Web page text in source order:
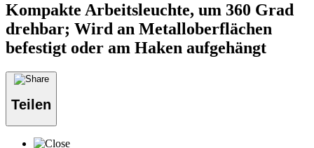
Kompakte Arbeitsleuchte, um 360 Grad
drehbar; Wird an Metalloberflächen
befestigt oder am Haken aufgehängt
Teilen